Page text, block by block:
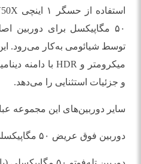
۵۰ مگاپیکسل برای دوربین
و جزئیات استثنایی را می‌دهد.
سایر دوربین‌های این مجموعه
دوربین فوق عریض ۵۰ مگاپیکسلی (با سنسور Samsung JN5).